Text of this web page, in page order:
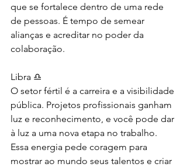
que se fortalece dentro de uma rede
de pessoas. É tempo de semear
alianças e acreditar no poder da
colaboração.
Libra ♎
O setor fértil é a carreira e a visibilidade
pública. Projetos profissionais ganham
luz e reconhecimento, e você pode dar
à luz a uma nova etapa no trabalho.
Essa energia pede coragem para
mostrar ao mundo seus talentos e criar